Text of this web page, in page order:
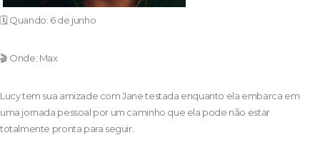
🗓️ Quando: 6 de junho
🎬 Onde: Max
Lucy tem sua amizade com Jane testada enquanto ela embarca em
uma jornada pessoal por um caminho que ela pode não estar
totalmente pronta para seguir.